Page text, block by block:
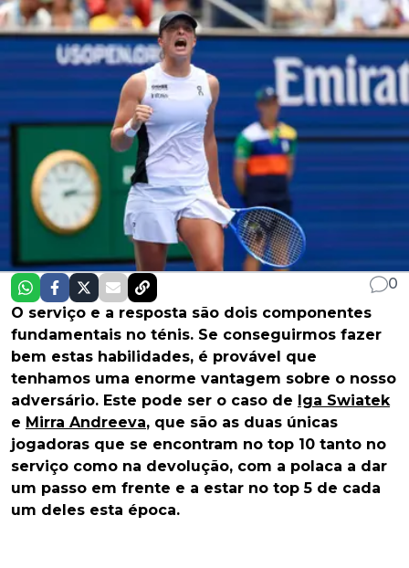
0
O serviço e a resposta são dois componentes
fundamentais no ténis. Se conseguirmos fazer
bem estas habilidades, é provável que
tenhamos uma enorme vantagem sobre o nosso
adversário. Este pode ser o caso de Iga Swiatek
e Mirra Andreeva, que são as duas únicas
jogadoras que se encontram no top 10 tanto no
serviço como na devolução, com a polaca a dar
um passo em frente e a estar no top 5 de cada
um deles esta época.